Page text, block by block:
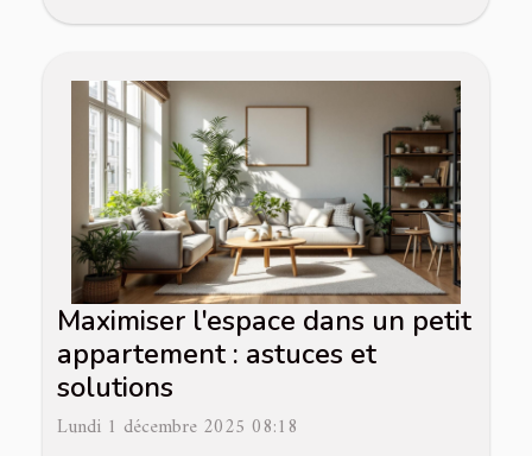
Maximiser l'espace dans un petit
appartement : astuces et
solutions
Lundi 1 décembre 2025 08:18